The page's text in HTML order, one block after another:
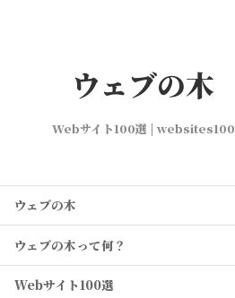
ウェブの木
Webサイト100選 | websites100
ウェブの木
ウェブの木って何？
Webサイト100選